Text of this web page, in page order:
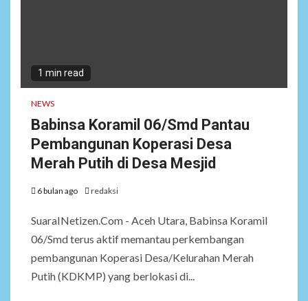
1 min read
NEWS
Babinsa Koramil 06/Smd Pantau
Pembangunan Koperasi Desa
Merah Putih di Desa Mesjid
6 bulan ago redaksi
SuaraINetizen.Com - Aceh Utara, Babinsa Koramil
06/Smd terus aktif memantau perkembangan
pembangunan Koperasi Desa/Kelurahan Merah
Putih (KDKMP) yang berlokasi di...